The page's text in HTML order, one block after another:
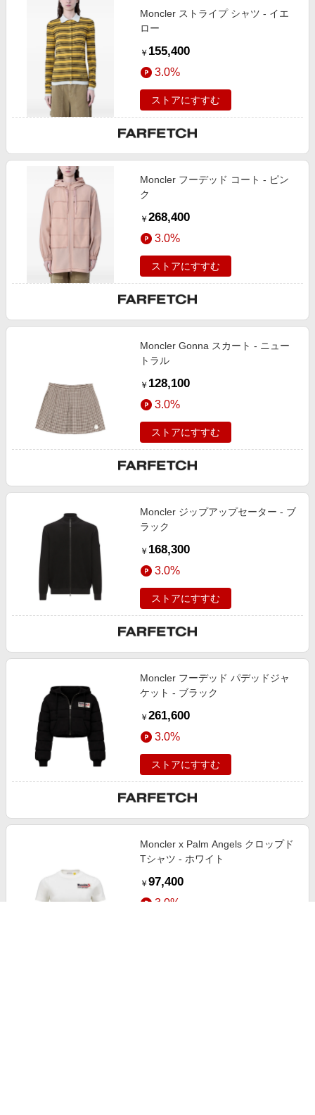
Moncler ストライプ シャツ - イエ
ロー
￥ 155,400
3.0%
ストアにすすむ
Moncler フーデッド コート - ピン
ク
￥ 268,400
3.0%
ストアにすすむ
Moncler Gonna スカート - ニュー
トラル
￥ 128,100
3.0%
ストアにすすむ
Moncler ジップアップセーター - ブ
ラック
￥ 168,300
3.0%
ストアにすすむ
Moncler フーデッド パデッドジャ
ケット - ブラック
￥ 261,600
3.0%
ストアにすすむ
Moncler x Palm Angels クロップド
Tシャツ - ホワイト
￥ 97,400
3.0%